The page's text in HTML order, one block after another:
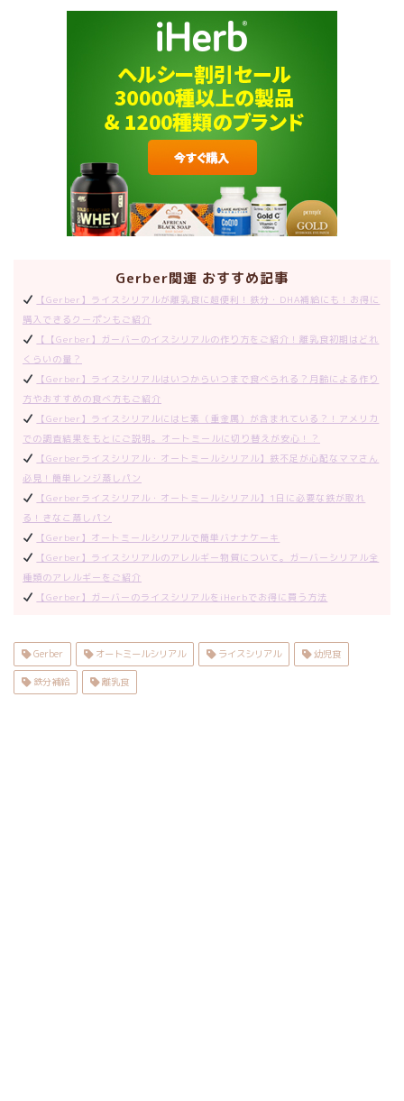
Gerber関連 おすすめ記事
【Gerber】ライスシリアルが離乳食に超便利！鉄分・DHA補給にも！お得に
購入できるクーポンもご紹介
【【Gerber】ガーバーのイスシリアルの作り方をご紹介！離乳食初期はどれ
くらいの量？
【Gerber】ライスシリアルはいつからいつまで食べられる？月齢による作り
方やおすすめの食べ方もご紹介
【Gerber】ライスシリアルにはヒ素（重金属）が含まれている？！アメリカ
での調査結果をもとにご説明。オートミールに切り替えが安心！？
【Gerberライスシリアル・オートミールシリアル】鉄不足が心配なママさん
必見！簡単レンジ蒸しパン
【Gerberライスシリアル・オートミールシリアル】1日に必要な鉄が取れ
る！きなこ蒸しパン
【Gerber】オートミールシリアルで簡単バナナケーキ
【Gerber】ライスシリアルのアレルギー物質について。ガーバーシリアル全
種類のアレルギーをご紹介
【Gerber】ガーバーのライスシリアルをiHerbでお得に買う方法
Gerber オートミールシリアル ライスシリアル 幼児食
鉄分補給 離乳食